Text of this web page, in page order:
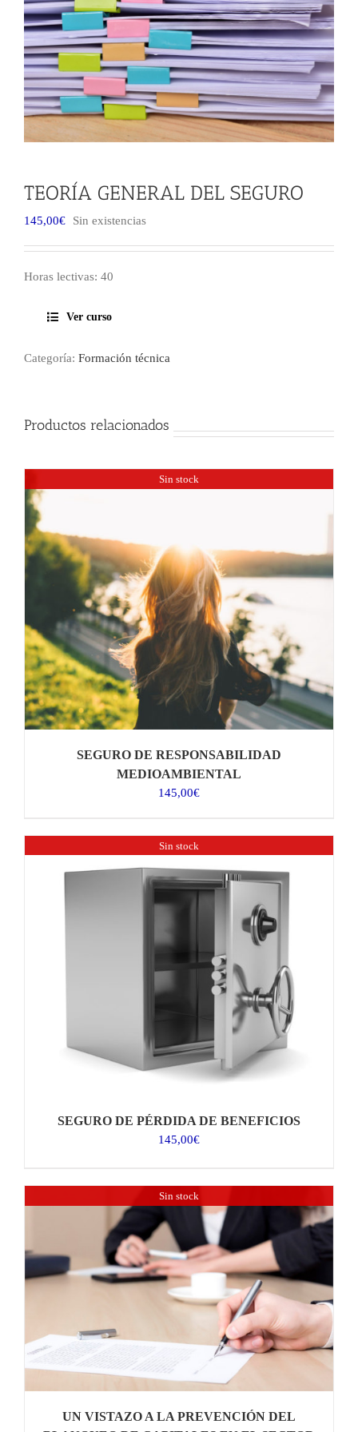
TEORÍA GENERAL DEL SEGURO
145,00€ Sin existencias
Horas lectivas: 40
Ver curso
Categoría: Formación técnica
Productos relacionados
Sin stock
SEGURO DE RESPONSABILIDAD
MEDIOAMBIENTAL
145,00€
Sin stock
SEGURO DE PÉRDIDA DE BENEFICIOS
145,00€
Sin stock
UN VISTAZO A LA PREVENCIÓN DEL